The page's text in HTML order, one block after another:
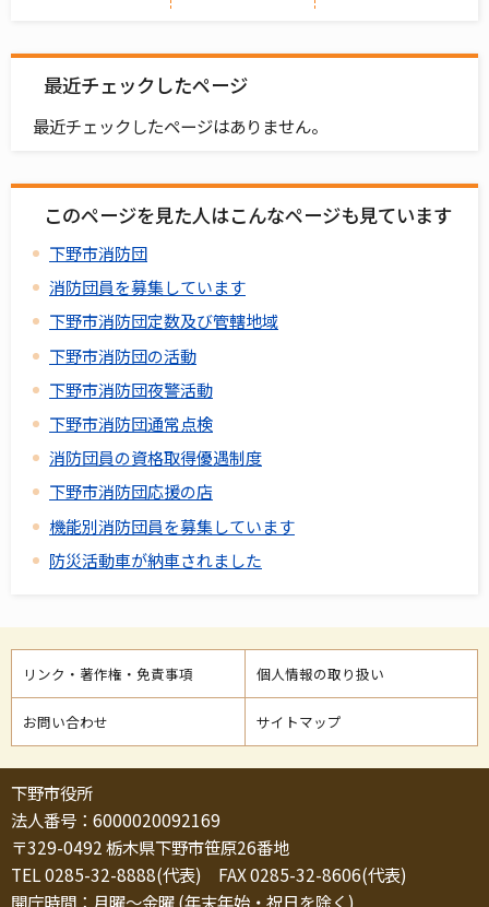
最近チェックしたページ
最近チェックしたページはありません。
このページを見た人はこんなページも見ています
下野市消防団
消防団員を募集しています
下野市消防団定数及び管轄地域
下野市消防団の活動
下野市消防団夜警活動
下野市消防団通常点検
消防団員の資格取得優遇制度
下野市消防団応援の店
機能別消防団員を募集しています
防災活動車が納車されました
リンク・著作権・免責事項 個人情報の取り扱い
お問い合わせ サイトマップ
下野市役所
法人番号：6000020092169
〒329-0492 栃木県下野市笹原26番地
TEL 0285-32-8888(代表) FAX 0285-32-8606(代表)
開庁時間：月曜～金曜 (年末年始・祝日を除く)